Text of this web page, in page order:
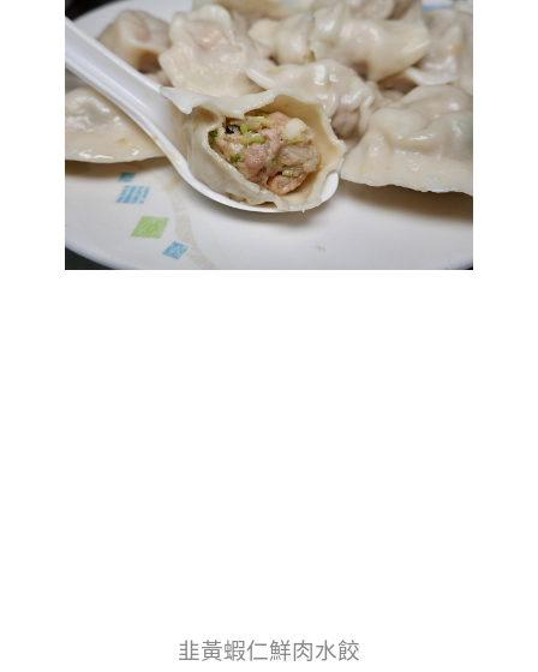
韭黃蝦仁鮮肉水餃